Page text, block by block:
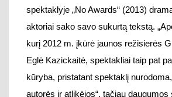
įvardyta .
Dramaturgo vaidmenį keičiančios
Dramaturgo vaidmens kaitą lemia ne
pasirinkimai,menininkų idėjos,bet ir
iniciatyvos.Lietuvos nacionalinio